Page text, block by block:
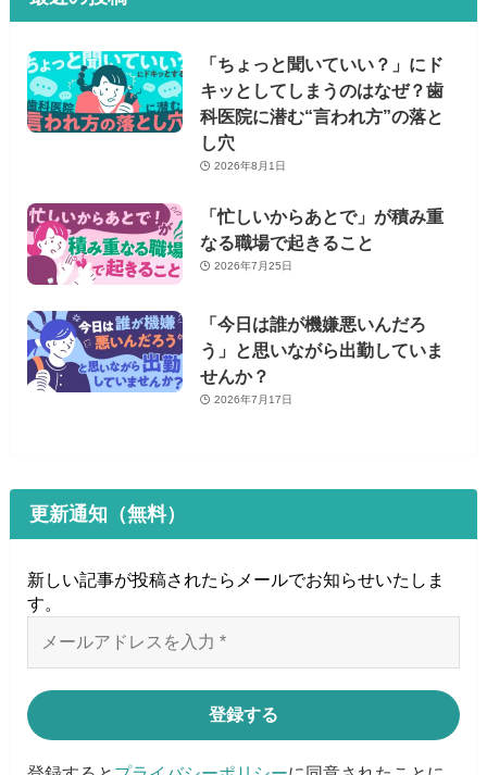
「ちょっと聞いていい？」にド
キッとしてしまうのはなぜ？歯
科医院に潜む“言われ方”の落と
し穴
2026年8月1日
「忙しいからあとで」が積み重
なる職場で起きること
2026年7月25日
「今日は誰が機嫌悪いんだろ
う」と思いながら出勤していま
せんか？
2026年7月17日
更新通知（無料）
新しい記事が投稿されたらメールでお知らせいたしま
す。